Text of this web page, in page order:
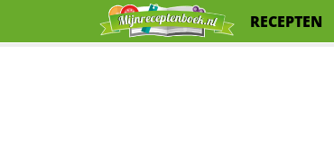
RECEPTEN